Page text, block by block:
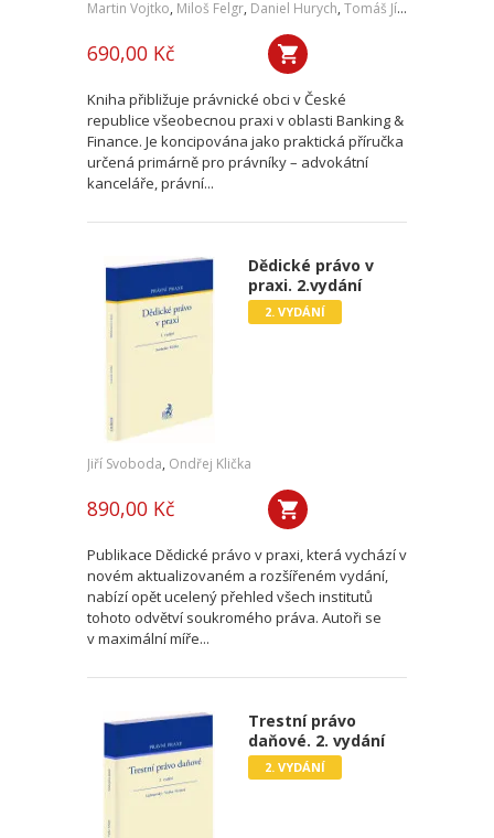
Martin Vojtko, Miloš Felgr, Daniel Hurych, Tomáš Jíně
690,00 Kč
Kniha přibližuje právnické obci v České
republice všeobecnou praxi v oblasti Banking &
Finance. Je koncipována jako praktická příručka
určená primárně pro právníky – advokátní
kanceláře, právní...
Dědické právo v
praxi. 2.vydání
2. VYDÁNÍ
Jiří Svoboda, Ondřej Klička
890,00 Kč
Publikace Dědické právo v praxi, která vychází v
novém aktualizovaném a rozšířeném vydání,
nabízí opět ucelený přehled všech institutů
tohoto odvětví soukromého práva. Autoři se
v maximální míře...
Trestní právo
daňové. 2. vydání
2. VYDÁNÍ